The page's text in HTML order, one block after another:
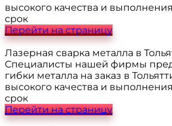
высокого качества и
срок
Перейти на страницу
Лазерная сварка металла в
Специалисты нашей фирмы
гибки металла на заказ в
высокого качества и
срок
Перейти на страницу